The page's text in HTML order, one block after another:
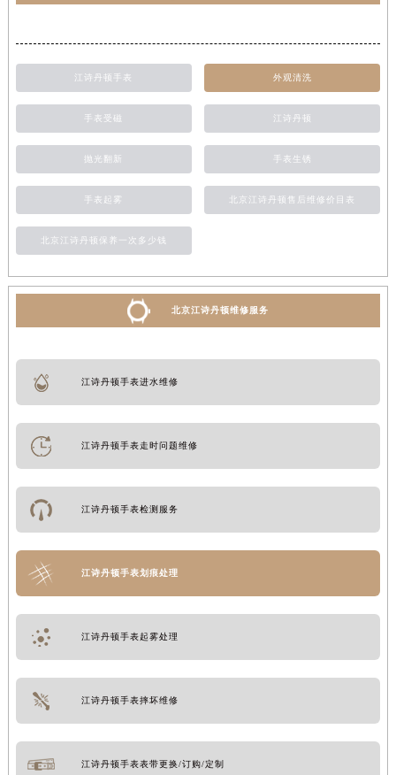
江诗丹顿手表 外观清洗
手表受磁 江诗丹顿
抛光翻新 手表生锈
手表起雾 北京江诗丹顿售后维修价目表
北京江诗丹顿保养一次多少钱
北京江诗丹顿维修服务
江诗丹顿手表进水维修
江诗丹顿手表走时问题维修
江诗丹顿手表检测服务
江诗丹顿手表划痕处理
江诗丹顿手表起雾处理
江诗丹顿手表摔坏维修
江诗丹顿手表表带更换/订购/定制